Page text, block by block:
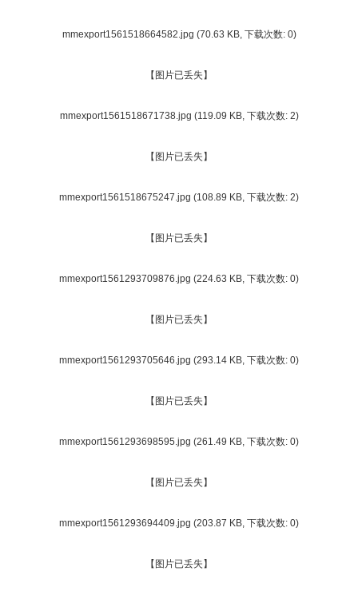
mmexport1561518664582.jpg (70.63 KB, 下载次数: 0)
【图片已丢失】
mmexport1561518671738.jpg (119.09 KB, 下载次数: 2)
【图片已丢失】
mmexport1561518675247.jpg (108.89 KB, 下载次数: 2)
【图片已丢失】
mmexport1561293709876.jpg (224.63 KB, 下载次数: 0)
【图片已丢失】
mmexport1561293705646.jpg (293.14 KB, 下载次数: 0)
【图片已丢失】
mmexport1561293698595.jpg (261.49 KB, 下载次数: 0)
【图片已丢失】
mmexport1561293694409.jpg (203.87 KB, 下载次数: 0)
【图片已丢失】